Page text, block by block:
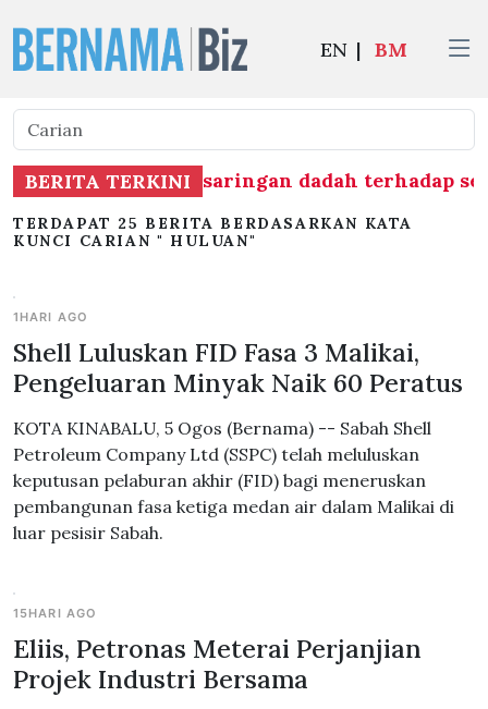
EN | BM
BERITA TERKINI
(MAG) mulakan saringan dadah terhadap
TERDAPAT 25 BERITA BERDASARKAN KATA
KUNCI CARIAN " HULUAN"
1HARI AGO
Shell Luluskan FID Fasa 3 Malikai,
Pengeluaran Minyak Naik 60 Peratus
KOTA KINABALU, 5 Ogos (Bernama) -- Sabah Shell
Petroleum Company Ltd (SSPC) telah meluluskan
keputusan pelaburan akhir (FID) bagi meneruskan
pembangunan fasa ketiga medan air dalam Malikai di
luar pesisir Sabah.
15HARI AGO
Eliis, Petronas Meterai Perjanjian
Projek Industri Bersama